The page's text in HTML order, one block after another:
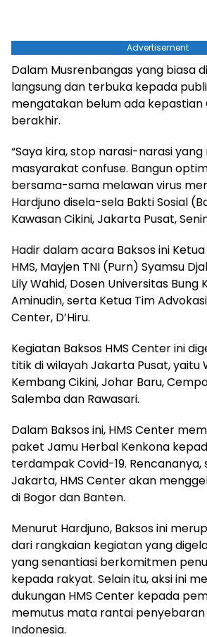
Advertisement
Dalam Musrenbangas yang biasa
langsung dan terbuka kepada
mengatakan belum ada kepastian
berakhir.
“Saya kira, stop narasi-narasi
masyarakat confuse. Bangun
bersama-sama melawan virus
Hardjuno disela-sela Bakti Sosial
Kawasan Cikini, Jakarta Pusat,
Hadir dalam acara Baksos ini
HMS, Mayjen TNI (Purn) Syamsu
Lily Wahid, Dosen Universitas Bung
Aminudin, serta Ketua Tim
Center, D’Hiru.
Kegiatan Baksos HMS Center ini
titik di wilayah Jakarta Pusat, yaitu
Kembang Cikini, Johar Baru,
Salemba dan Rawasari.
Dalam Baksos ini, HMS Center
paket Jamu Herbal Kenkona
terdampak Covid-19. Rencananya,
Jakarta, HMS Center akan
di Bogor dan Banten.
Menurut Hardjuno, Baksos ini
dari rangkaian kegiatan yang
yang senantiasi berkomitmen
kepada rakyat. Selain itu, aksi ini
dukungan HMS Center kepada
memutus mata rantai penyebaran
Indonesia.